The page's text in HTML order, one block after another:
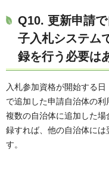
Q10. 更新申請
子入札システム
録を行う必要は
入札参加資格が開始する
で追加した申請自治体の利
複数の自治体に追加した
録すれば、他の自治体に
す。